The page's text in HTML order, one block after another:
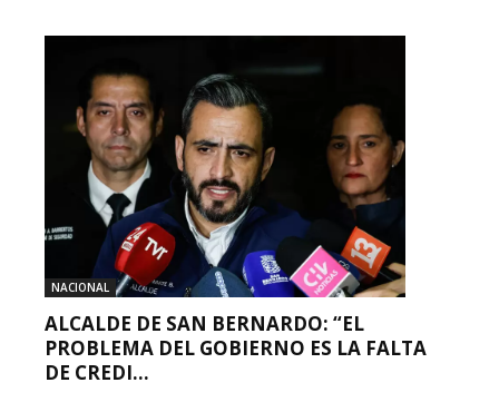
NACIONAL
ALCALDE DE SAN BERNARDO: “EL
PROBLEMA DEL GOBIERNO ES LA FALTA
DE CREDI...